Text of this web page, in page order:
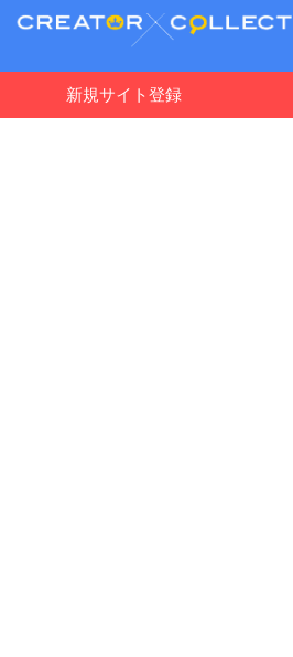
新規サイト登録